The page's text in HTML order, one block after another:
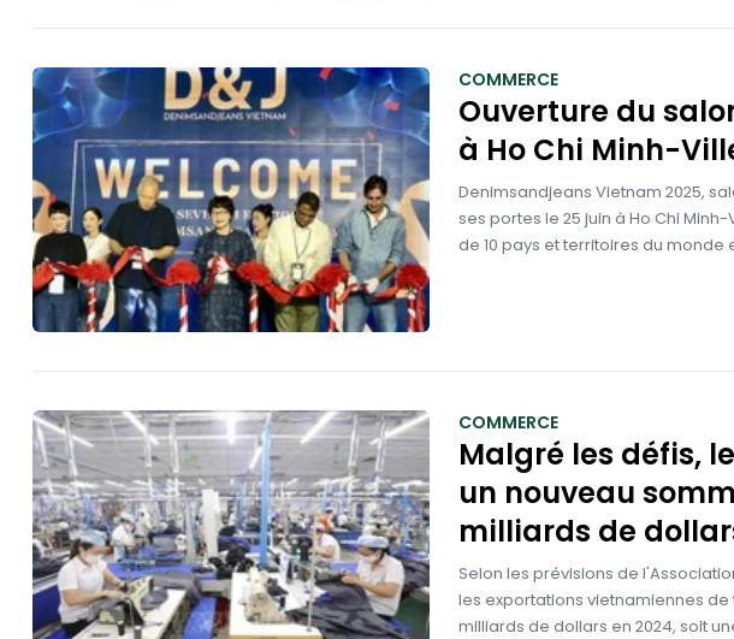
COMMERCE
Ouverture du
à Ho Chi Minh-
Denimsandjeans Vietnam 2025,
ses portes le 25 juin à Ho Chi
de 10 pays et territoires du monde
COMMERCE
Malgré les défis,
un nouveau
milliards de
Selon les prévisions de
les exportations vietnamiennes
milliards de dollars en 2024, soit